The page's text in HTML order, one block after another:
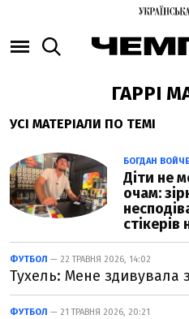
ГАРРІ
УСІ МАТЕРІАЛИ ПО ТЕМІ
БОГДАН
Діти не
очам:
ФУТБОЛ — 22 ТРАВНЯ 2026, 14:02
Тухель: Мене здивувала
ФУТБОЛ — 21 ТРАВНЯ 2026, 20:21